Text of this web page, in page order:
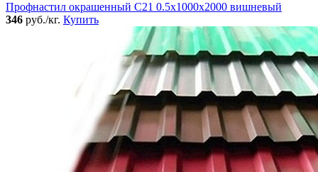
Профнастил окрашенный C21 0.5x1000x2000 вишневый
346 руб./кг. Купить